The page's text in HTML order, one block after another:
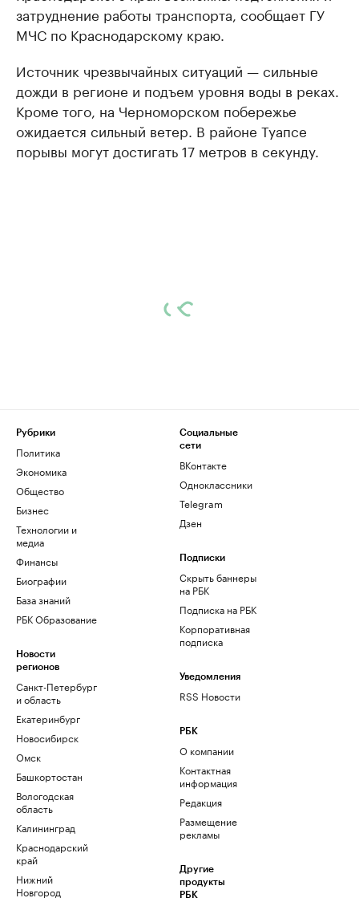
затруднение работы транспорта, сообщает ГУ
МЧС по Краснодарскому краю.
Источник чрезвычайных ситуаций — сильные
дожди в регионе и подъем уровня воды в реках.
Кроме того, на Черноморском побережье
ожидается сильный ветер. В районе Туапсе
порывы могут достигать 17 метров в секунду.
Рубрики
Политика
Экономика
Общество
Бизнес
Технологии и
медиа
Финансы
Биографии
База знаний
РБК Образование
Новости
регионов
Санкт-Петербург
и область
Екатеринбург
Новосибирск
Омск
Башкортостан
Вологодская
область
Калининград
Краснодарский
край
Нижний
Новгород
Социальные
сети
ВКонтакте
Одноклассники
Telegram
Дзен
Подписки
Скрыть баннеры
на РБК
Подписка на РБК
Корпоративная
подписка
Уведомления
RSS Новости
РБК
О компании
Контактная
информация
Редакция
Размещение
рекламы
Другие
продукты
РБК